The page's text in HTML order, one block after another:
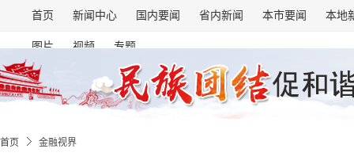
首页 新闻中心 国内要闻 省内新闻 本市要闻 本地
图片 视频 专题
首页 金融视界